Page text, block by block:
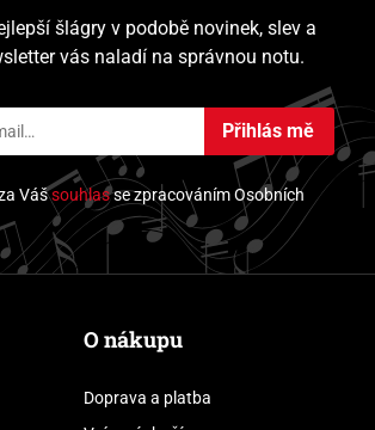
šlágry v podobě novinek, slev a
vás naladí na správnou notu.
Přihlás mě
Vášsouhlasse zpracováním Osobních
O nákupu
Doprava a platba